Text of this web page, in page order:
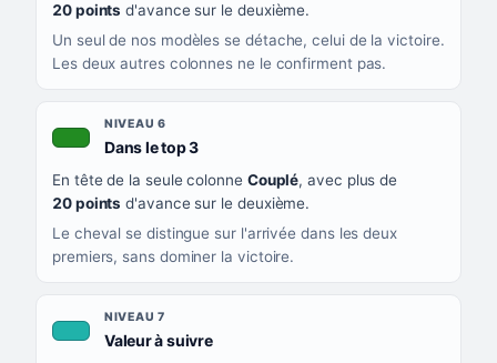
20 points d'avance sur le deuxième.
Un seul de nos modèles se détache, celui de la victoire.
Les deux autres colonnes ne le confirment pas.
NIVEAU 6
Dans le top 3, couleur verte
En tête de la seule colonne Couplé, avec plus de
20 points d'avance sur le deuxième.
Le cheval se distingue sur l'arrivée dans les deux
premiers, sans dominer la victoire.
NIVEAU 7
Valeur à suivre, couleur turquoise